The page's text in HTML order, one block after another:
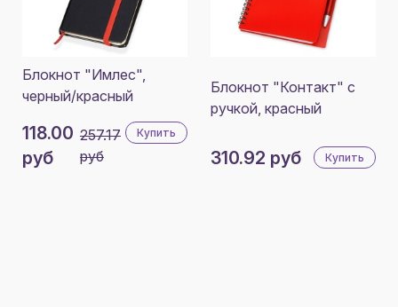
Блокнот "Имлес",
черный/красный
118.00
руб
257.17
руб
Купить
Блокнот "Контакт" с
ручкой, красный
310.92 руб Купить